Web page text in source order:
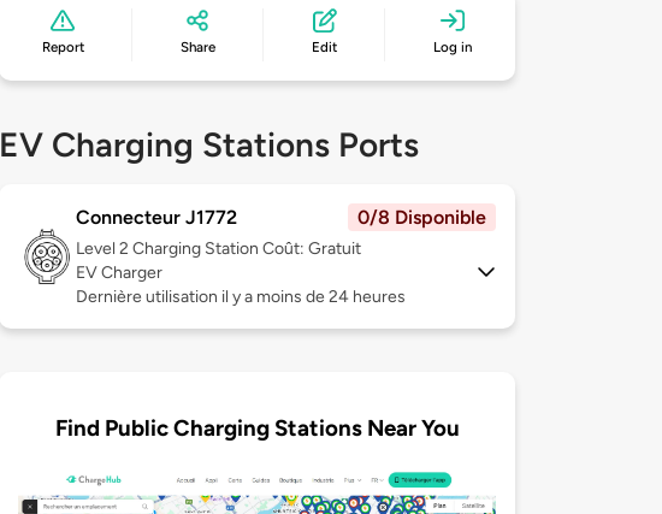
Report Share Edit Log in
EV Charging Stations Ports
Connecteur J1772 0/8 Disponible
Level 2 Charging Station Coût: Gratuit
EV Charger
Dernière utilisation il y a moins de 24 heures
Find Public Charging Stations Near You